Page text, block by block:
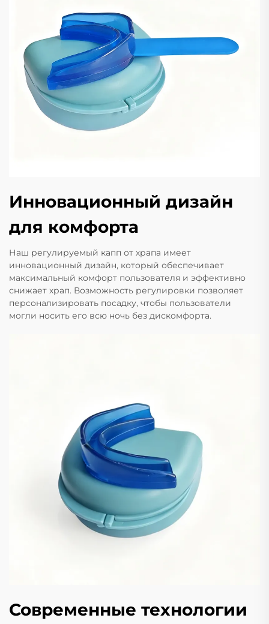
Инновационный дизайн
для комфорта
Наш регулируемый капп от храпа имеет
инновационный дизайн, который обеспечивает
максимальный комфорт пользователя и эффективно
снижает храп. Возможность регулировки позволяет
персонализировать посадку, чтобы пользователи
могли носить его всю ночь без дискомфорта.
Современные технологии